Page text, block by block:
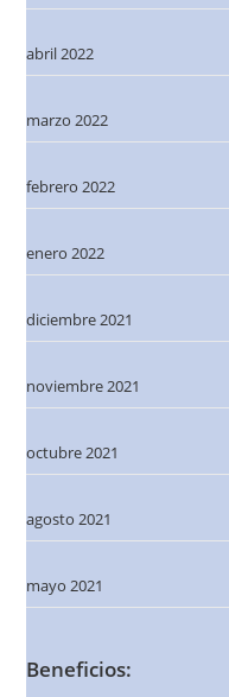
abril 2022
marzo 2022
febrero 2022
enero 2022
diciembre 2021
noviembre 2021
octubre 2021
agosto 2021
mayo 2021
Beneficios: